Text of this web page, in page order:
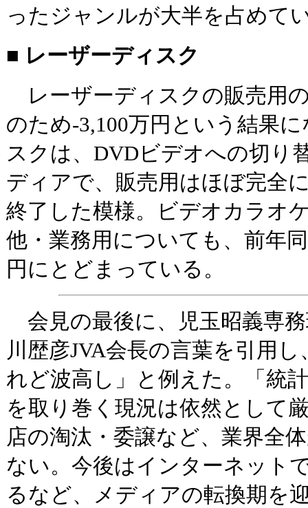
ったジャンルが大半を占めて
■ レーザーディスク
レーザーディスクの販売用
のため-3,100万円という結果
スクは、DVDビデオへの切り
ディアで、販売用はほぼ完全
終了した模様。ビデオカラオ
他・業務用についても、前年
円にとどまっている。
会見の最後に、児玉昭義専
川歴彦JVA会長の言葉を引用
れど波高し」と例えた。「統
を取り巻く現況は依然として
店の淘汰・委譲など、業界全
ない。今後はインターネット
るなど、メディアの転換期を